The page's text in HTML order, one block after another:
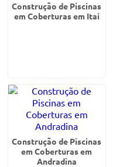
Construção de Piscinas
em Coberturas em Itaí
Construção de Piscinas
em Coberturas em
Andradina